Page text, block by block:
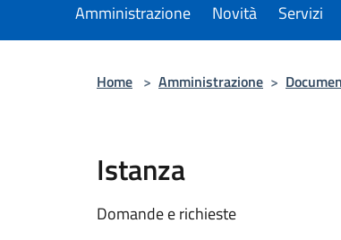
Amministrazione Novità Servizi
Home > Amministrazione >
Istanza
Domande e richieste